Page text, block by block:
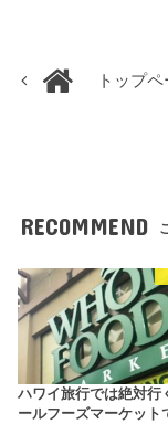
トップ
RECOMMEND
ハワイ旅行では絶対行
ールフーズマーケット